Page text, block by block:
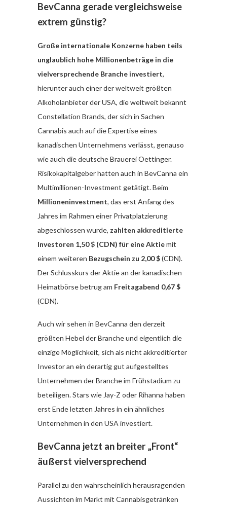
BevCanna gerade vergleichsweise
extrem günstig?
Große internationale Konzerne haben teils
unglaublich hohe Millionenbeträge in die
vielversprechende Branche investiert,
hierunter auch einer der weltweit größten
Alkoholanbieter der USA, die weltweit bekannt
Constellation Brands, der sich in Sachen
Cannabis auch auf die Expertise eines
kanadischen Unternehmens verlässt, genauso
wie auch die deutsche Brauerei Oettinger.
Risikokapitalgeber hatten auch in BevCanna ein
Multimillionen-Investment getätigt. Beim
Millioneninvestment, das erst Anfang des
Jahres im Rahmen einer Privatplatzierung
abgeschlossen wurde, zahlten akkreditierte
Investoren 1,50 $ (CDN) für eine Aktiemit
einem weiteren Bezugschein zu 2,00 $(CDN).
Der Schlusskurs der Aktie an der kanadischen
Heimatbörse betrug am Freitagabend 0,67 $
(CDN).
Auch wir sehen in BevCanna den derzeit
größten Hebel der Branche und eigentlich die
einzige Möglichkeit, sich als nicht akkreditierter
Investor an ein derartig gut aufgestelltes
Unternehmen der Branche im Frühstadium zu
beteiligen. Stars wie Jay-Z oder Rihanna haben
erst Ende letzten Jahres in ein ähnliches
Unternehmen in den USA investiert.
BevCanna jetzt an breiter „Front“
äußerst vielversprechend
Parallel zu den wahrscheinlich herausragenden
Aussichten im Markt mit Cannabisgetränken